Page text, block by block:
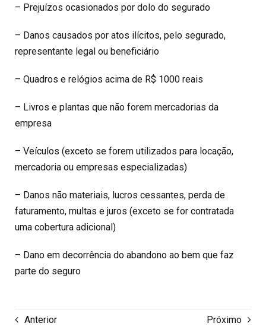
– Prejuízos ocasionados por dolo do segurado
– Danos causados por atos ilícitos, pelo segurado,
representante legal ou beneficiário
– Quadros e relógios acima de R$ 1000 reais
– Livros e plantas que não forem mercadorias da
empresa
– Veículos (exceto se forem utilizados para locação,
mercadoria ou empresas especializadas)
– Danos não materiais, lucros cessantes, perda de
faturamento, multas e juros (exceto se for contratada
uma cobertura adicional)
– Dano em decorrência do abandono ao bem que faz
parte do seguro
Anterior Próximo